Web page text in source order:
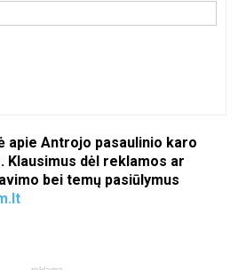
apie Antrojo pasaulinio karo
dėl reklamos ar
bei temų pasiūlymus